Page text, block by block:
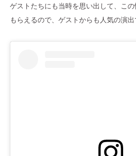
ゲストたちにも当時を思い出して、こ
もらえるので、ゲストからも人気の演